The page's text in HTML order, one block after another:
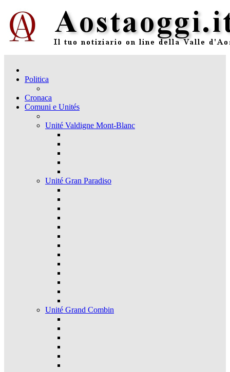
Politica
Cronaca
Comuni e Unités
Unité Valdigne Mont-Blanc
Unité Gran Paradiso
Unité Grand Combin